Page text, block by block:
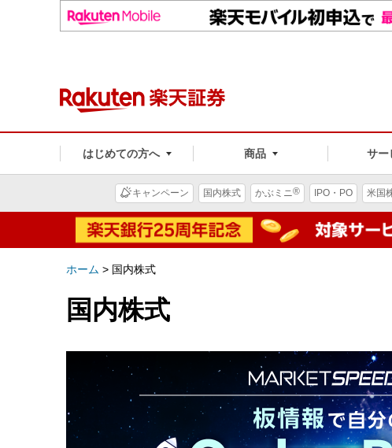
はじめての方へ 商品 サー
キャンペーン 国内株式 かぶミニ® IPO・PO 米国
ホーム > 国内株式
国内株式